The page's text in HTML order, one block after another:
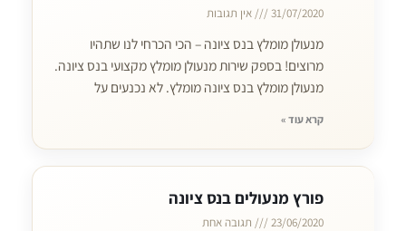
31/07/2020 אין תגובות
מנעולן מומלץ בנס ציונה – הכי הכרחי לנו שתהיו
מרוצים! בספק שירות מנעולן מומלץ מקצועי בנס ציונה.
מנעולן מומלץ בנס ציונה מומלץ. לא נכנעים על
קרא עוד »
פורץ מנעולים בנס ציונה
23/06/2020 תגובה אחת